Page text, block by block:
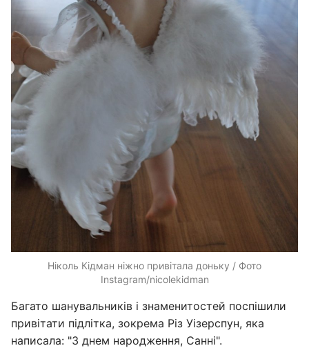
Ніколь Кідман ніжно привітала доньку / Фото
Instagram/nicolekidman
Багато шанувальників і знаменитостей поспішили
привітати підлітка, зокрема Різ Уізерспун, яка
написала: "З днем народження, Санні".